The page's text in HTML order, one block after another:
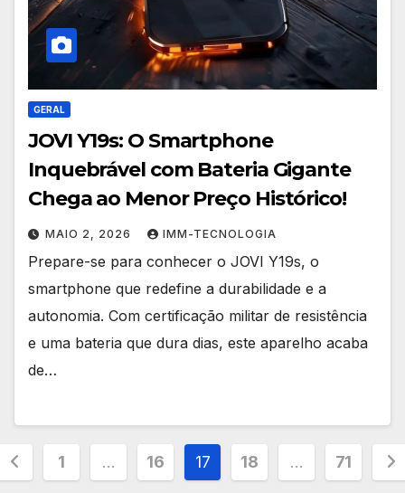
GERAL
JOVI Y19s: O Smartphone
Inquebrável com Bateria Gigante
Chega ao Menor Preço Histórico!
MAIO 2, 2026 IMM-TECNOLOGIA
Prepare-se para conhecer o JOVI Y19s, o
smartphone que redefine a durabilidade e a
autonomia. Com certificação militar de resistência
e uma bateria que dura dias, este aparelho acaba
de…
1 … 16 17 18 … 71